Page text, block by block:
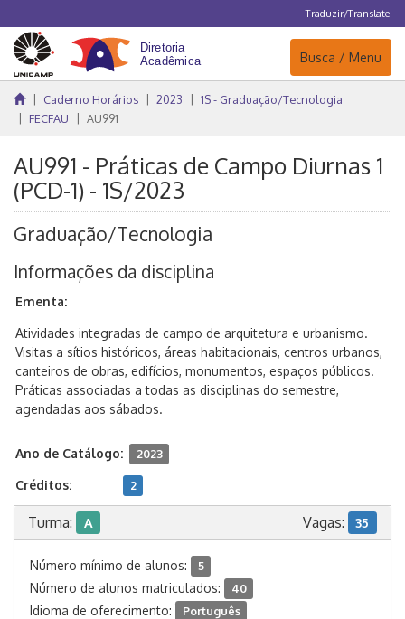
Traduzir/Translate
Navegação
Busca / Menu
Caderno Horários 2023
1S - Graduação/Tecnologia
FECFAU
AU991
AU991 - Práticas de Campo Diurnas 1
(PCD-1) - 1S/2023
Graduação/Tecnologia
Informações da disciplina
Ementa:
Atividades integradas de campo de arquitetura e urbanismo.
Visitas a sítios históricos, áreas habitacionais, centros urbanos,
canteiros de obras, edifícios, monumentos, espaços públicos.
Práticas associadas a todas as disciplinas do semestre,
agendadas aos sábados.
Ano de Catálogo: 2023
Créditos: 2
Turma: A Vagas: 35
Número mínimo de alunos: 5
Número de alunos matriculados: 40
Idioma de oferecimento: Português